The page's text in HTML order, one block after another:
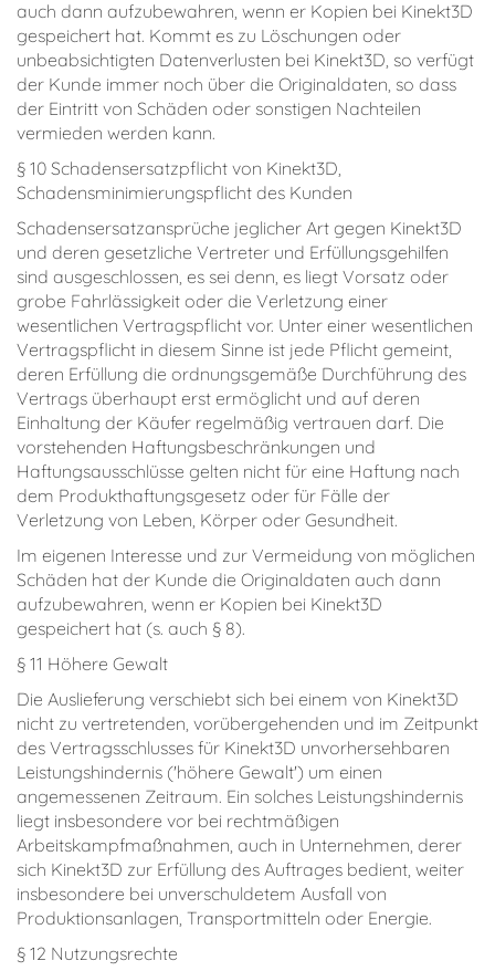
auch dann aufzubewahren, wenn er Kopien bei Kinekt3D
gespeichert hat. Kommt es zu Löschungen oder
unbeabsichtigten Datenverlusten bei Kinekt3D, so verfügt
der Kunde immer noch über die Originaldaten, so dass
der Eintritt von Schäden oder sonstigen Nachteilen
vermieden werden kann.
§ 10 Schadensersatzpflicht von Kinekt3D,
Schadensminimierungspflicht des Kunden
Schadensersatzansprüche jeglicher Art gegen Kinekt3D
und deren gesetzliche Vertreter und Erfüllungsgehilfen
sind ausgeschlossen, es sei denn, es liegt Vorsatz oder
grobe Fahrlässigkeit oder die Verletzung einer
wesentlichen Vertragspflicht vor. Unter einer wesentlichen
Vertragspflicht in diesem Sinne ist jede Pflicht gemeint,
deren Erfüllung die ordnungsgemäße Durchführung des
Vertrags überhaupt erst ermöglicht und auf deren
Einhaltung der Käufer regelmäßig vertrauen darf. Die
vorstehenden Haftungsbeschränkungen und
Haftungsausschlüsse gelten nicht für eine Haftung nach
dem Produkthaftungsgesetz oder für Fälle der
Verletzung von Leben, Körper oder Gesundheit.
Im eigenen Interesse und zur Vermeidung von möglichen
Schäden hat der Kunde die Originaldaten auch dann
aufzubewahren, wenn er Kopien bei Kinekt3D
gespeichert hat (s. auch § 8).
§ 11 Höhere Gewalt
Die Auslieferung verschiebt sich bei einem von Kinekt3D
nicht zu vertretenden, vorübergehenden und im Zeitpunkt
des Vertragsschlusses für Kinekt3D unvorhersehbaren
Leistungshindernis ('höhere Gewalt') um einen
angemessenen Zeitraum. Ein solches Leistungshindernis
liegt insbesondere vor bei rechtmäßigen
Arbeitskampfmaßnahmen, auch in Unternehmen, derer
sich Kinekt3D zur Erfüllung des Auftrages bedient, weiter
insbesondere bei unverschuldetem Ausfall von
Produktionsanlagen, Transportmitteln oder Energie.
§ 12 Nutzungsrechte